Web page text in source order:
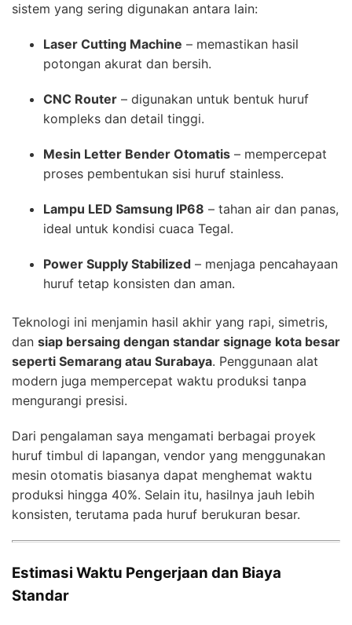
sistem yang sering digunakan antara lain:
Laser Cutting Machine – memastikan hasil
potongan akurat dan bersih.
CNC Router – digunakan untuk bentuk huruf
kompleks dan detail tinggi.
Mesin Letter Bender Otomatis – mempercepat
proses pembentukan sisi huruf stainless.
Lampu LED Samsung IP68 – tahan air dan panas,
ideal untuk kondisi cuaca Tegal.
Power Supply Stabilized – menjaga pencahayaan
huruf tetap konsisten dan aman.
Teknologi ini menjamin hasil akhir yang rapi, simetris,
dan siap bersaing dengan standar signage kota besar
seperti Semarang atau Surabaya. Penggunaan alat
modern juga mempercepat waktu produksi tanpa
mengurangi presisi.
Dari pengalaman saya mengamati berbagai proyek
huruf timbul di lapangan, vendor yang menggunakan
mesin otomatis biasanya dapat menghemat waktu
produksi hingga 40%. Selain itu, hasilnya jauh lebih
konsisten, terutama pada huruf berukuran besar.
Estimasi Waktu Pengerjaan dan Biaya
Standar